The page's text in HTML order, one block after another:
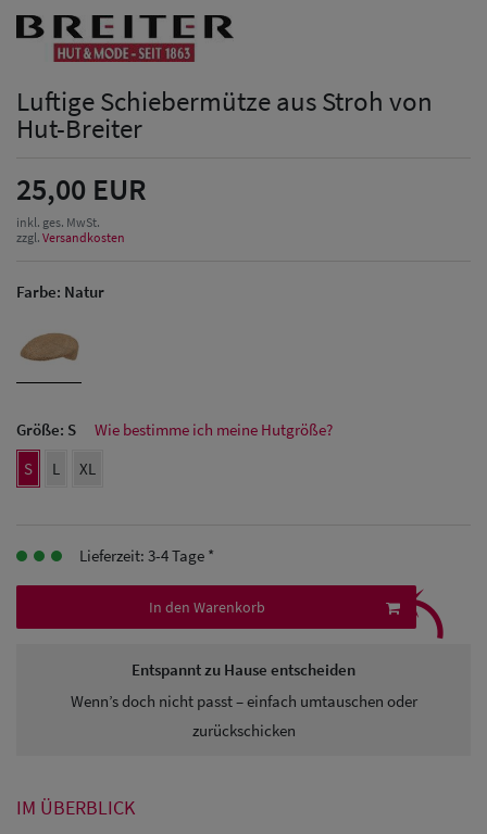
Herren Caps
Baseball Cpas
Schutz Caps
Herren
Luftige Schiebermütze aus Stroh von
Hut-Breiter
25,00 EUR
inkl. ges. MwSt.
zzgl. Versandkosten
Farbe: Natur
Größe: S
Wie bestimme ich meine Hutgröße?
S
L XL
Lieferzeit: 3-4 Tage *
In den Warenkorb
Entspannt zu Hause entscheiden
Wenn’s doch nicht passt – einfach umtauschen oder
zurückschicken
⤹
IM ÜBERBLICK